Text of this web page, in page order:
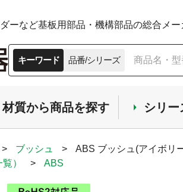
ーなど基板用部品・機構部品の総合メー
キーワード 品番/シリーズ
材質から商品を探す シリー
> ブッシュ >
ABS ブッシュ(アイボリ
） > ABS